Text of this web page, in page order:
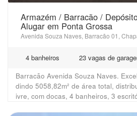
Armazém / Barracão /
Alugar em Ponta Grossa
4 banheiros
23 vagas de
Barracão Avenida Souza Naves.
dindo 5058,82m² de área total,
ivre, com docas, 4 banheiros, 3